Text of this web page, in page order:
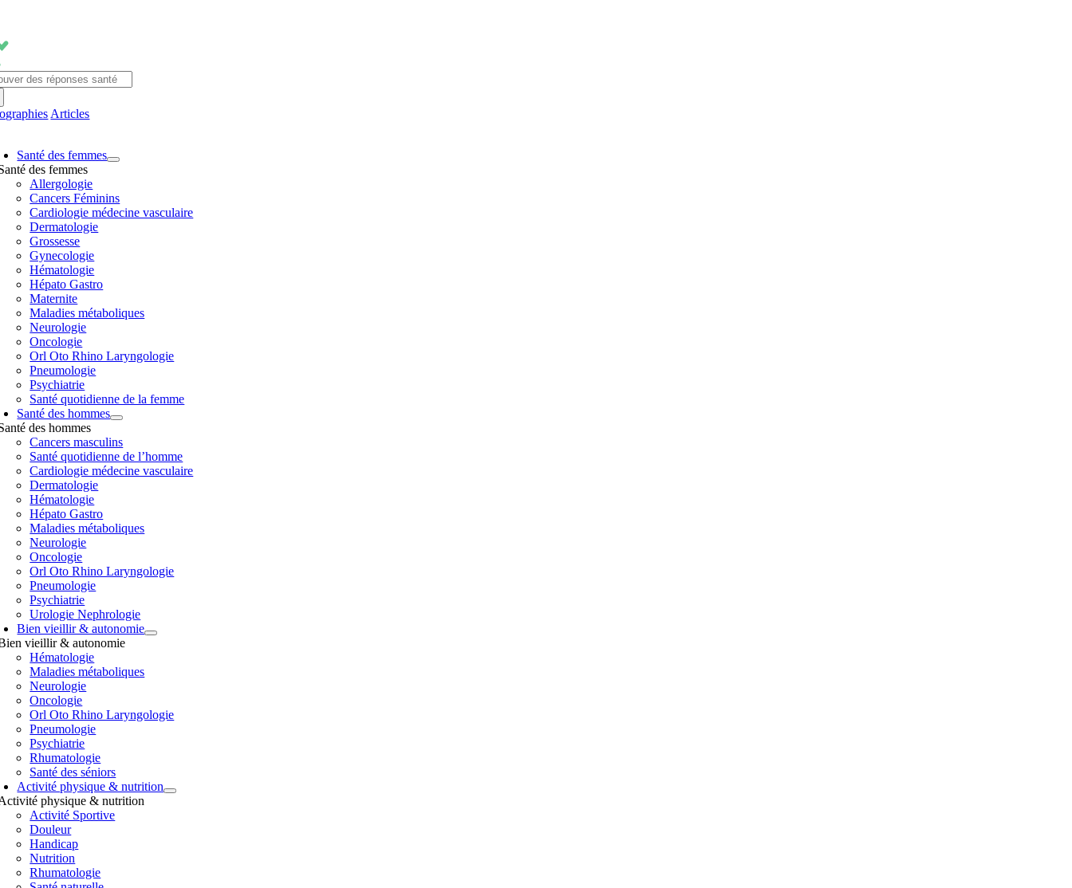
contenu
Articles
Santé des femmes
des femmes
Allergologie
Cancers Féminins
Cardiologie médecine vasculaire
Dermatologie
Grossesse
Gynecologie
Hématologie
Hépato Gastro
Maternite
Maladies métaboliques
Neurologie
Oncologie
Orl Oto Rhino Laryngologie
Pneumologie
Psychiatrie
Santé quotidienne de la femme
Santé des hommes
des hommes
Cancers masculins
Santé quotidienne de l’homme
Cardiologie médecine vasculaire
Dermatologie
Hématologie
Hépato Gastro
Maladies métaboliques
Neurologie
Oncologie
Orl Oto Rhino Laryngologie
Pneumologie
Psychiatrie
Urologie Nephrologie
Bien vieillir & autonomie
vieillir & autonomie
Hématologie
Maladies métaboliques
Neurologie
Oncologie
Orl Oto Rhino Laryngologie
Pneumologie
Psychiatrie
Rhumatologie
Santé des séniors
Activité physique & nutrition
physique & nutrition
Activité Sportive
Douleur
Handicap
Nutrition
Rhumatologie